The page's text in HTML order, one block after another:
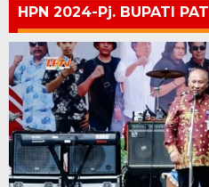
HPN 2024-Pj. BUPATI PATI